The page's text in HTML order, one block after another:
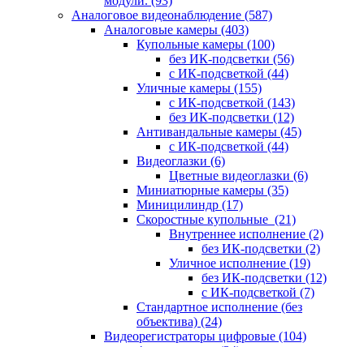
Аналоговое видеонаблюдение (587)
Аналоговые камеры (403)
Купольные камеры (100)
без ИК-подсветки (56)
с ИК-подсветкой (44)
Уличные камеры (155)
с ИК-подсветкой (143)
без ИК-подсветки (12)
Антивандальные камеры (45)
с ИК-подсветкой (44)
Видеоглазки (6)
Цветные видеоглазки (6)
Миниатюрные камеры (35)
Миницилиндр (17)
Скоростные купольные (21)
Внутреннее исполнение (2)
без ИК-подсветки (2)
Уличное исполнение (19)
без ИК-подсветки (12)
с ИК-подсветкой (7)
Стандартное исполнение (без
объектива) (24)
Видеорегистраторы цифровые (104)